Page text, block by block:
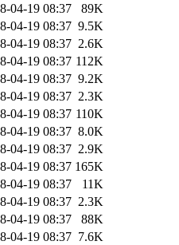
04-19 08:37
89K
04-19 08:37 9.5K
04-19 08:37 2.6K
04-19 08:37 112K
04-19 08:37 9.2K
04-19 08:37 2.3K
04-19 08:37 110K
04-19 08:37 8.0K
04-19 08:37 2.9K
04-19 08:37 165K
04-19 08:37
11K
04-19 08:37 2.3K
04-19 08:37
88K
04-19 08:37 7.6K